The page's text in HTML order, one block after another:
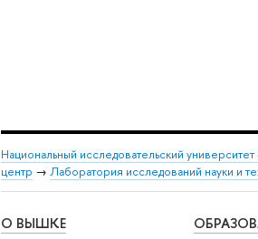
Национальный исследовательский
центр → Лаборатория исследований науки и
О ВЫШКЕ